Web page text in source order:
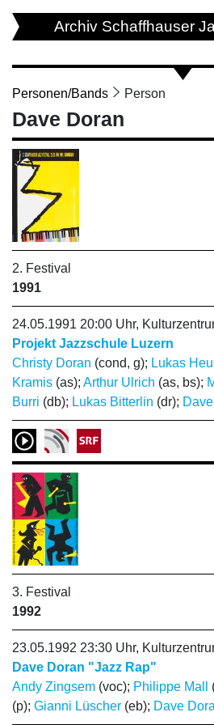
Archiv Schaffhauser
Personen/Bands Person
Dave Doran
2. Festival
1991
24.05.1991 20:00 Uhr,
Projekt Jazzschule Luzern
Christy Doran (cond, g); Lukas
Kramis (as); Arthur Ulrich (as, bs);
Burri (db); Lukas Bitterlin (dr);
3. Festival
1992
23.05.1992 23:30 Uhr,
Dave Doran "Jazz Rap"
Andy Zingsem (voc); Philippe Mall
(p); Gianni Lüscher (eb); Dave